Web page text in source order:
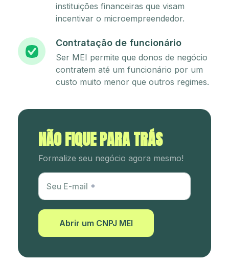
instituições financeiras que visam
incentivar o microempreendedor.
Contratação de funcionário
Ser MEI permite que donos de negócio
contratem até um funcionário por um
custo muito menor que outros regimes.
NÃO FIQUE PARA TRÁS
Formalize seu negócio agora mesmo!
Utm Content
Seu E-mail
Abrir um CNPJ MEI